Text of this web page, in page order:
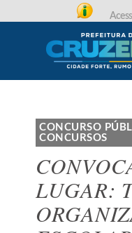
CONCURSO
CONCURSOS
LUGAR: